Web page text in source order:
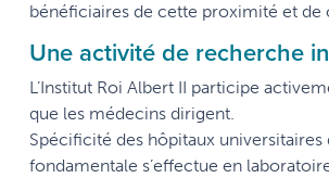
bénéficiaires de cette proximité et de
Une activité de recherche
L’Institut Roi Albert II participe
que les médecins dirigent.
Spécificité des hôpitaux
fondamentale s’effectue en